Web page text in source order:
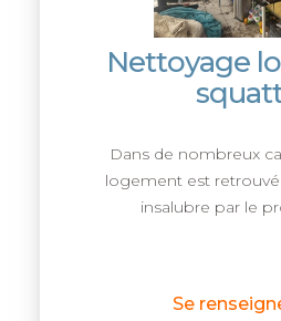
Nettoyage
Dans de nombreux
logement est
insalubre par le
Se